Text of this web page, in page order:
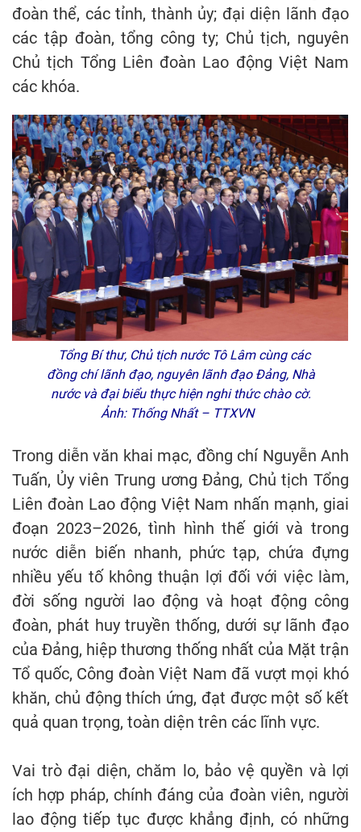
đoàn thể, các tỉnh, thành ủy; đại diện lãnh đạo
các tập đoàn, tổng công ty; Chủ tịch, nguyên
Chủ tịch Tổng Liên đoàn Lao động Việt Nam
các khóa.
Tổng Bí thư, Chủ tịch nước Tô Lâm cùng các
đồng chí lãnh đạo, nguyên lãnh đạo Đảng, Nhà
nước và đại biểu thực hiện nghi thức chào cờ.
Ảnh: Thống Nhất – TTXVN
Trong diễn văn khai mạc, đồng chí Nguyễn Anh
Tuấn, Ủy viên Trung ương Đảng, Chủ tịch Tổng
Liên đoàn Lao động Việt Nam nhấn mạnh, giai
đoạn 2023–2026, tình hình thế giới và trong
nước diễn biến nhanh, phức tạp, chứa đựng
nhiều yếu tố không thuận lợi đối với việc làm,
đời sống người lao động và hoạt động công
đoàn, phát huy truyền thống, dưới sự lãnh đạo
của Đảng, hiệp thương thống nhất của Mặt trận
Tổ quốc, Công đoàn Việt Nam đã vượt mọi khó
khăn, chủ động thích ứng, đạt được một số kết
quả quan trọng, toàn diện trên các lĩnh vực.
Vai trò đại diện, chăm lo, bảo vệ quyền và lợi
ích hợp pháp, chính đáng của đoàn viên, người
lao động tiếp tục được khẳng định, có những